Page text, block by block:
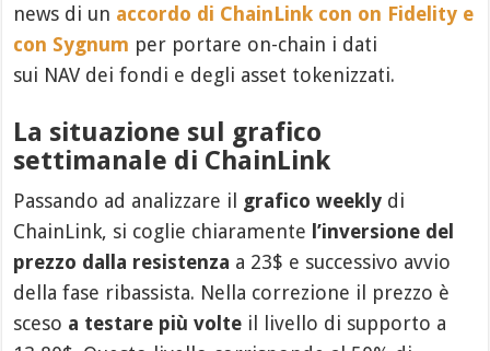
news di un accordo di ChainLink con on Fidelity e
con Sygnum per portare on-chain i dati
sui NAV dei fondi e degli asset tokenizzati.
La situazione sul grafico
settimanale di ChainLink
Passando ad analizzare il grafico weekly di
ChainLink, si coglie chiaramente l’inversione del
prezzo dalla resistenza a 23$ e successivo avvio
della fase ribassista. Nella correzione il prezzo è
sceso a testare più volte il livello di supporto a